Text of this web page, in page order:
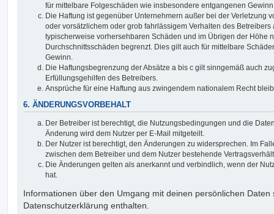
für mittelbare Folgeschäden wie insbesondere entgangenen
Die Haftung ist gegenüber Unternehmern außer bei der Verletzung
oder vorsätzlichem oder grob fahrlässigem Verhalten des Betreibers
typischerweise vorhersehbaren Schäden und im Übrigen der Höhe
Durchschnittsschäden begrenzt. Dies gilt auch für mittelbare
Gewinn.
Die Haftungsbegrenzung der Absätze a bis c gilt sinngemäß auch
Erfüllungsgehilfen des Betreibers.
Ansprüche für eine Haftung aus zwingendem nationalem Recht
6. ÄNDERUNGSVORBEHALT
Der Betreiber ist berechtigt, die Nutzungsbedingungen und die
Änderung wird dem Nutzer per E-Mail mitgeteilt.
Der Nutzer ist berechtigt, den Änderungen zu widersprechen. Im
zwischen dem Betreiber und dem Nutzer bestehende
Die Änderungen gelten als anerkannt und verbindlich, wenn der
hat.
Informationen über den Umgang mit deinen persönlichen Daten
Datenschutzerklärung enthalten.